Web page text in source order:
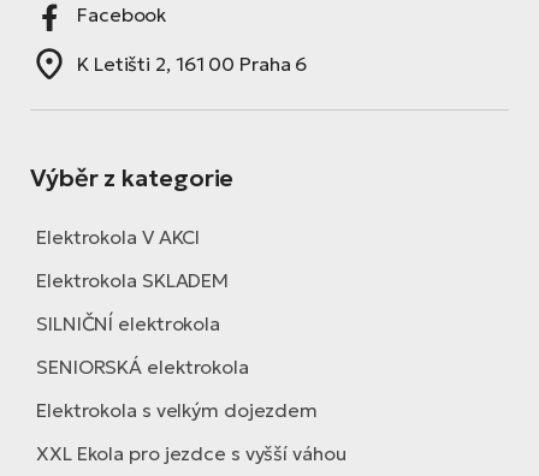
Facebook
K Letišti 2, 161 00 Praha 6
Výběr z kategorie
Elektrokola V AKCI
Elektrokola SKLADEM
SILNIČNÍ elektrokola
SENIORSKÁ elektrokola
Elektrokola s velkým dojezdem
XXL Ekola pro jezdce s vyšší váhou